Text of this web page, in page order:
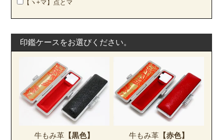
【ヽ+マ】点とマ
印鑑ケースをお選びください。
牛もみ革 【黒色】 牛もみ革【赤色】